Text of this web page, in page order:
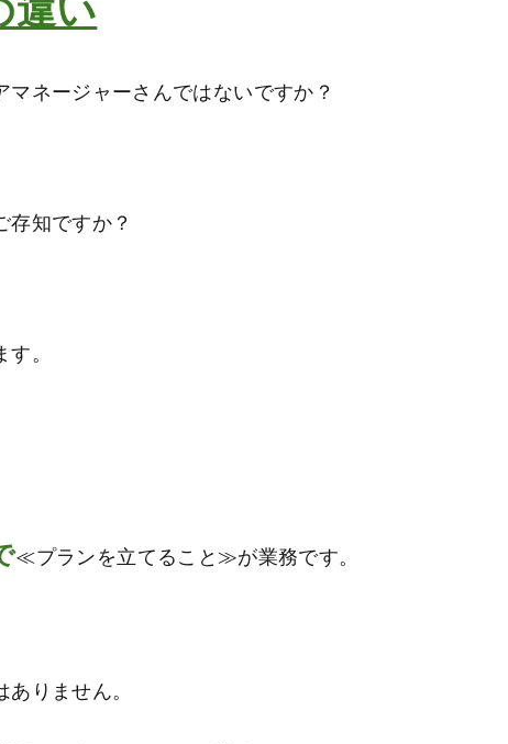
違い
ネージャーさんではないですか？
存知ですか？
。
≪プランを立てること≫が業務です。
りません。